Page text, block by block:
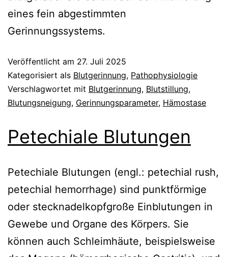
eines fein abgestimmten
Gerinnungssystems.
Veröffentlicht am 27. Juli 2025
Kategorisiert als Blutgerinnung, Pathophysiologie
Verschlagwortet mit Blutgerinnung, Blutstillung,
Blutungsneigung, Gerinnungsparameter, Hämostase
Petechiale Blutungen
Petechiale Blutungen (engl.: petechial rush,
petechial hemorrhage) sind punktförmige
oder stecknadelkopfgroße Einblutungen in
Gewebe und Organe des Körpers. Sie
können auch Schleimhäute, beispielsweise